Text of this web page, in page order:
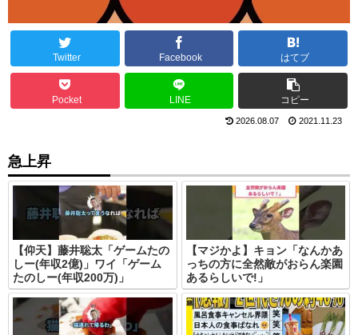
Twitter Facebook はてブ
Pocket LINE コピー
2026.08.07 2021.11.23
急上昇
【仰天】藤井聡太「ゲームたの
しー(年収2億)」ワイ「ゲーム
たのしー(年収200万)」
【マジかよ】キョン「なんかあ
っちの方に全然敵がおらん楽園
あるらしいで!」